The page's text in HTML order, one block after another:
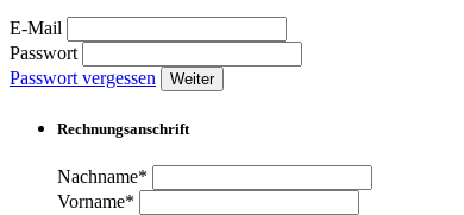
E-Mail
Passwort
Passwort vergessen
Weiter
Rechnungsanschrift
Nachname*
Vorname*